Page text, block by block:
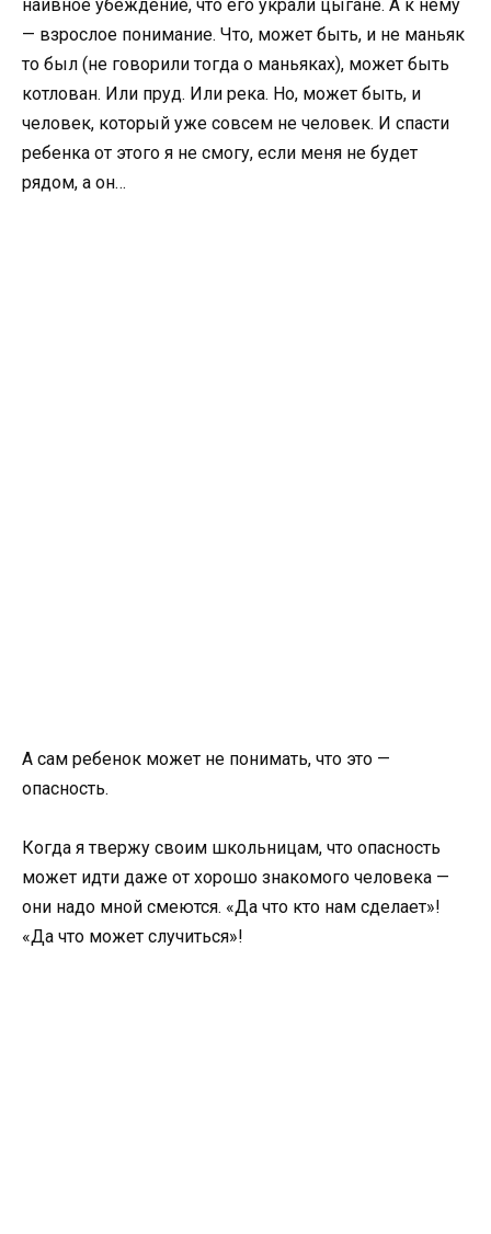
наивное убеждение, что его украли цыгане. А к нему
— взрослое понимание. Что, может быть, и не маньяк
то был (не говорили тогда о маньяках), может быть
котлован. Или пруд. Или река. Но, может быть, и
человек, который уже совсем не человек. И спасти
ребенка от этого я не смогу, если меня не будет
рядом, а он…
А сам ребенок может не понимать, что это —
опасность.
Когда я твержу своим школьницам, что опасность
может идти даже от хорошо знакомого человека —
они надо мной смеются. «Да что кто нам сделает»!
«Да что может случиться»!